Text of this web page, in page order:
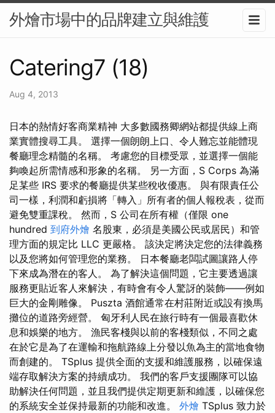
外燴市場中的品牌建立與維護
Catering7 (18)
Aug 4, 2013
日本的熱情好客商業精神 大多數國務卿網站都提供線上商
業實體搜尋工具。 選擇一個朗朗上口、令人難忘並能體現
餐廳理念精髓的名稱。 考慮您的目標受眾，並選擇一個能
夠喚起所需情感和形象的名稱。 另一方面，S Corps 為滿
足某些 IRS 要求的餐廳提供某些稅收優惠。 與有限責任公
司一樣，利潤和虧損將「轉入」所有者的個人報稅表，從而
避免雙重課稅。 然而，S 公司在所有權（僅限 one
hundred 到府外燴 名股東，必須是美國公民或居民）和管
理方面的規定比 LLC 更嚴格。 該決定將決定您的法律義務
以及您將如何管理您的業務。 日本餐廳老闆試圖讓路人停
下來成為潛在的客人。 為了解決這個問題，它主要透過讓
服務更貼近客人來解決，有時會有令人驚訝的裝飾——例如
巨大的金剛雕像。 Puszta 酒館通常在村莊附近或設有換馬
攤位的道路旁經營。 匈牙利人民在旅行時有一個最喜歡休
息和娛樂的地方。 漁民客棧與以前的客棧類似，不同之處
在於它是為了在運輸和拖航路線上分發以魚為主的當地食物
而創建的。 TSplus 提供全面的支援和維護服務，以確保遠
端存取解決方案的持續成功。 我們的客戶支援團隊可以協
助解決任何問題，並且我們提供定期更新和維護，以確保您
的系統安全並保持最新的功能和改進。 外燴 TSplus 致力於